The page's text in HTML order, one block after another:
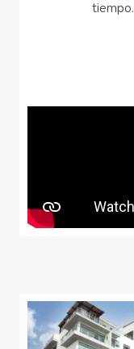
tiempo.